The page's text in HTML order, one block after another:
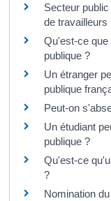
Secteur
de travailleurs
Qu'est-ce que
publique ?
Un étranger
publique
Peut-on
Un étudiant
publique ?
Qu'est-ce
?
Nomination